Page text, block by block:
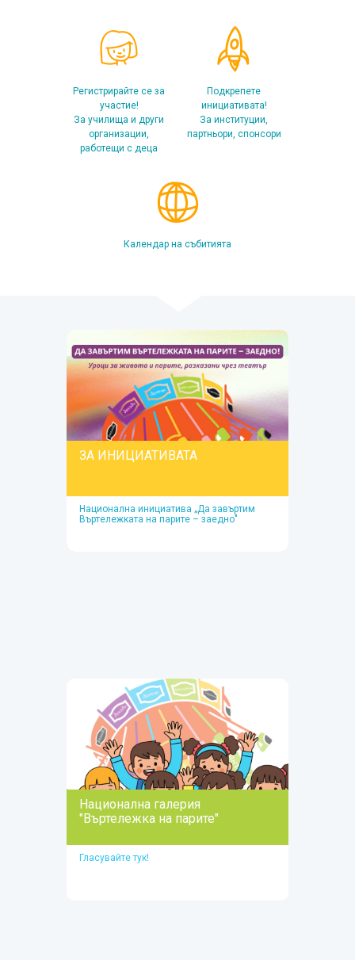
Регистрирайте се за
участие!
За училища и други
организации,
работещи с деца
Подкрепете
инициативата!
За институции,
партньори, спонсори
Календар на събитията
ЗА ИНИЦИАТИВАТА
Национална инициатива „Да завъртим
Въртележката на парите – заедно"
Вижте повече
Национална галерия
"Въртележка на парите"
Гласувайте тук!